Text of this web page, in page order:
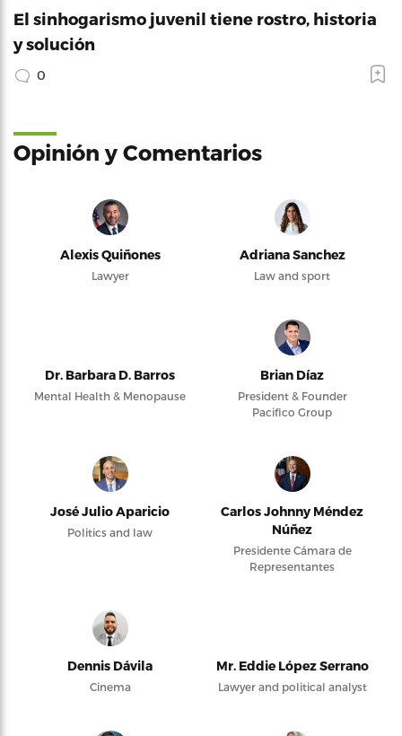
El sinhogarismo juvenil tiene rostro, historia
y solución
0
Opinión y Comentarios
Alexis Quiñones
Lawyer
Adriana Sanchez
Law and sport
Dr. Barbara D. Barros
Mental Health & Menopause
Brian Díaz
President & Founder
Pacifico Group
José Julio Aparicio
Politics and law
Carlos Johnny Méndez
Núñez
Presidente Cámara de
Representantes
Dennis Dávila
Cinema
Mr. Eddie López Serrano
Lawyer and political analyst